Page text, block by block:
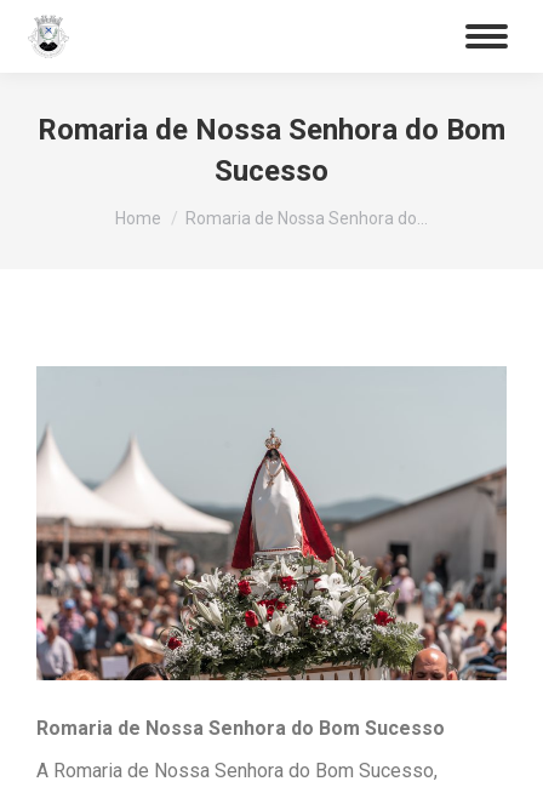
Romaria de Nossa Senhora do Bom
Sucesso
You are here:
Home Romaria de Nossa Senhora do…
Romaria de Nossa Senhora do Bom Sucesso
A Romaria de Nossa Senhora do Bom Sucesso,